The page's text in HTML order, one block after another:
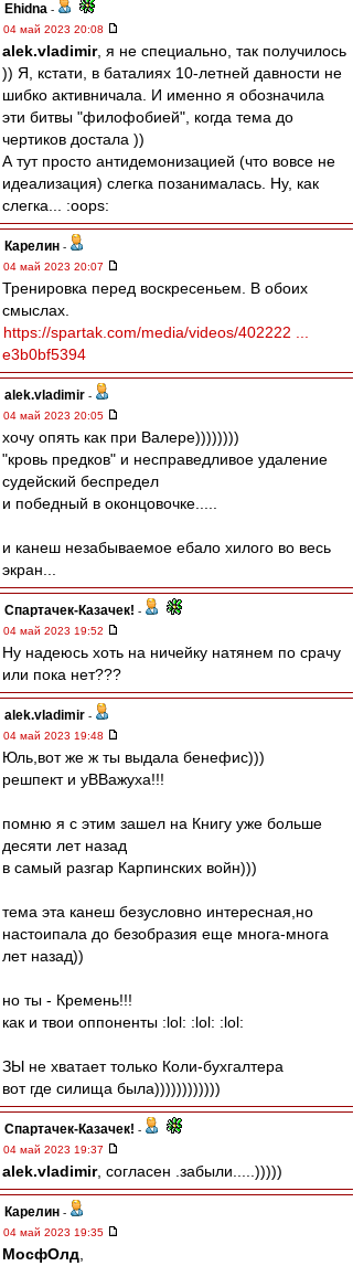
Ehidna -
04 май 2023 20:08
alek.vladimir, я не специально, так получилось
)) Я, кстати, в баталиях 10-летней давности не
шибко активничала. И именно я обозначила
эти битвы "филофобией", когда тема до
чертиков достала ))
А тут просто антидемонизацией (что вовсе не
идеализация) слегка позанималась. Ну, как
слегка... :oops:
Карелин -
04 май 2023 20:07
Тренировка перед воскресеньем. В обоих
смыслах.
https://spartak.com/media/videos/402222 ...
e3b0bf5394
alek.vladimir -
04 май 2023 20:05
хочу опять как при Валере))))))))
"кровь предков" и несправедливое удаление
судейский беспредел
и победный в оконцовочке.....
и канеш незабываемое ебало хилого во весь
экран...
Спартачек-Казачек! -
04 май 2023 19:52
Ну надеюсь хоть на ничейку натянем по срачу
или пока нет???
alek.vladimir -
04 май 2023 19:48
Юль,вот же ж ты выдала бенефис)))
решпект и уВВажуха!!!
помню я с этим зашел на Книгу уже больше
десяти лет назад
в самый разгар Карпинских войн)))
тема эта канеш безусловно интересная,но
настоипала до безобразия еще многа-многа
лет назад))
но ты - Кремень!!!
как и твои оппоненты :lol: :lol: :lol:
ЗЫ не хватает только Коли-бухгалтера
вот где силища была))))))))))))
Спартачек-Казачек! -
04 май 2023 19:37
alek.vladimir, согласен .забыли.....)))))
Карелин -
04 май 2023 19:35
МосфОлд